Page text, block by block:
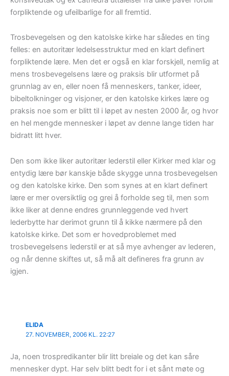
forpliktende og ufeilbarlige for all fremtid.
Trosbevegelsen og den katolske kirke har således en ting
felles: en autoritær ledelsesstruktur med en klart definert
forpliktende lære. Men det er også en klar forskjell, nemlig at
mens trosbevegelsens lære og praksis blir utformet på
grunnlag av en, eller noen få menneskers, tanker, ideer,
bibeltolkninger og visjoner, er den katolske kirkes lære og
praksis noe som er blitt til i løpet av nesten 2000 år, og hvor
en hel mengde mennesker i løpet av denne lange tiden har
bidratt litt hver.
Den som ikke liker autoritær lederstil eller Kirker med klar og
entydig lære bør kanskje både skygge unna trosbevegelsen
og den katolske kirke. Den som synes at en klart definert
lære er mer oversiktlig og grei å forholde seg til, men som
ikke liker at denne endres grunnleggende ved hvert
lederbytte har derimot grunn til å kikke nærmere på den
katolske kirke. Det som er hovedproblemet med
trosbevegelsens lederstil er at så mye avhenger av lederen,
og når denne skiftes ut, så må alt defineres fra grunn av
igjen.
ELIDA
27. NOVEMBER, 2006 KL. 22:27
Ja, noen trospredikanter blir litt breiale og det kan såre
mennesker dypt. Har selv blitt bedt for i et sånt møte og